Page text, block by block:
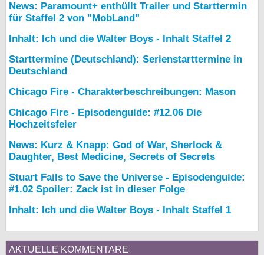
News: Paramount+ enthüllt Trailer und Starttermin
für Staffel 2 von "MobLand"
Inhalt: Ich und die Walter Boys - Inhalt Staffel 2
Starttermine (Deutschland): Serienstarttermine in
Deutschland
Chicago Fire - Charakterbeschreibungen: Mason
Chicago Fire - Episodenguide: #12.06 Die
Hochzeitsfeier
News: Kurz & Knapp: God of War, Sherlock &
Daughter, Best Medicine, Secrets of Secrets
Stuart Fails to Save the Universe - Episodenguide:
#1.02 Spoiler: Zack ist in dieser Folge
Inhalt: Ich und die Walter Boys - Inhalt Staffel 1
AKTUELLE KOMMENTARE